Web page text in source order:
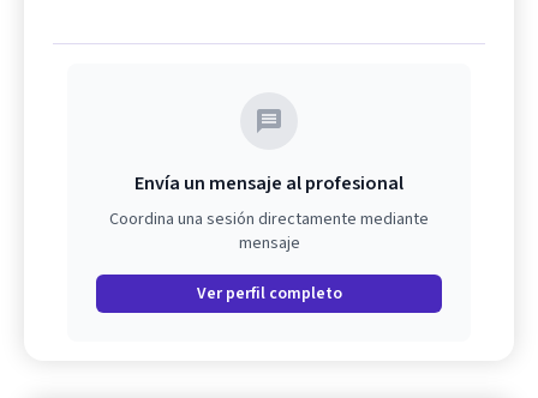
Envía un mensaje al profesional
Coordina una sesión directamente mediante
mensaje
Ver perfil completo